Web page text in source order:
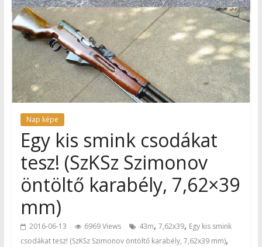
Nap képe
Egy kis smink csodákat
tesz! (SzKSz Szimonov
öntöltő karabély, 7,62×39
mm)
2016-06-13 6969 Views 43m, 7,62x39, Egy kis smink
csodákat tesz! (SzKSz Szimonov öntöltő karabély, 7,62x39 mm),